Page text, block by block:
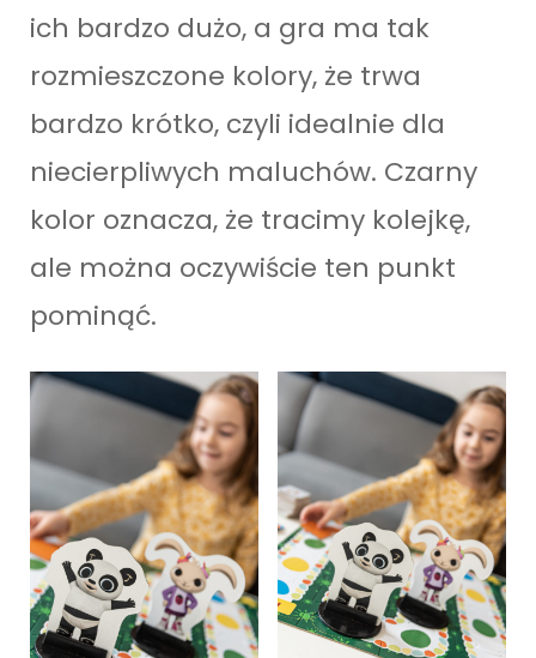
ich bardzo dużo, a gra ma tak
rozmieszczone kolory, że trwa
bardzo krótko, czyli idealnie dla
niecierpliwych maluchów. Czarny
kolor oznacza, że tracimy kolejkę,
ale można oczywiście ten punkt
pominąć.